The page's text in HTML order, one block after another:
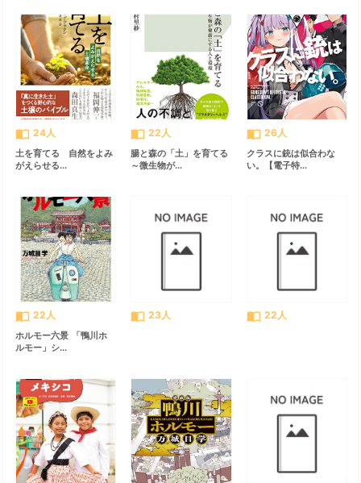
import_contacts 24人
土を育てる 自然をよみ
がえらせる...
import_contacts 22人
腸と森の「土」を育てる
～微生物が...
import_contacts 26人
クラスに銃は似合わな
い。【電子特...
import_contacts 22人
ホルモー六景 「鴨川ホ
ルモー」シ...
import_contacts 23人 import_contacts 22人